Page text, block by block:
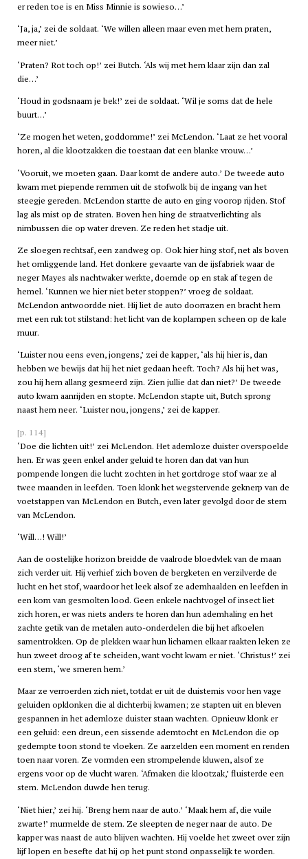
er reden toe is en Miss Minnie is sowieso…’
‘Ja, ja,’ zei de soldaat. ‘We willen alleen maar even met hem praten,
meer niet.’
‘Praten? Rot toch op!’ zei Butch. ‘Als wij met hem klaar zijn dan zal
die…’
‘Houd in godsnaam je bek!’ zei de soldaat. ‘Wil je soms dat de hele
buurt…’
‘Ze mogen het weten, goddomme!’ zei McLendon. ‘Laat ze het vooral
horen, al die klootzakken die toestaan dat een blanke vrouw…’
‘Vooruit, we moeten gaan. Daar komt de andere auto.’ De tweede auto
kwam met piepende remmen uit de stofwolk bij de ingang van het
steegje gereden. McLendon startte de auto en ging voorop rijden. Stof
lag als mist op de straten. Boven hen hing de straatverlichting als
nimbussen die op water dreven. Ze reden het stadje uit.
Ze sloegen rechtsaf, een zandweg op. Ook hier hing stof, net als boven
het omliggende land. Het donkere gevaarte van de ijsfabriek waar de
neger Mayes als nachtwaker werkte, doemde op en stak af tegen de
hemel. ‘Kunnen we hier niet beter stoppen?’ vroeg de soldaat.
McLendon antwoordde niet. Hij liet de auto doorrazen en bracht hem
met een ruk tot stilstand: het licht van de koplampen scheen op de kale
muur.
‘Luister nou eens even, jongens,’ zei de kapper, ‘als hij hier is, dan
hebben we bewijs dat hij het niet gedaan heeft. Toch? Als hij het was,
zou hij hem allang gesmeerd zijn. Zien jullie dat dan niet?’ De tweede
auto kwam aanrijden en stopte. McLendon stapte uit, Butch sprong
naast hem neer. ‘Luister nou, jongens,’ zei de kapper.
[p. 114]
‘Doe die lichten uit!’ zei McLendon. Het ademloze duister overspoelde
hen. Er was geen enkel ander geluid te horen dan dat van hun
pompende longen die lucht zochten in het gortdroge stof waar ze al
twee maanden in leefden. Toen klonk het wegstervende geknerp van de
voetstappen van McLendon en Butch, even later gevolgd door de stem
van McLendon.
‘Will…! Will!’
Aan de oostelijke horizon breidde de vaalrode bloedvlek van de maan
zich verder uit. Hij verhief zich boven de bergketen en verzilverde de
lucht en het stof, waardoor het leek alsof ze ademhaalden en leefden in
een kom van gesmolten lood. Geen enkele nachtvogel of insect liet
zich horen, er was niets anders te horen dan hun ademhaling en het
zachte getik van de metalen auto-onderdelen die bij het afkoelen
samentrokken. Op de plekken waar hun lichamen elkaar raakten leken ze
hun zweet droog af te scheiden, want vocht kwam er niet. ‘Christus!’ zei
een stem, ‘we smeren hem.’
Maar ze verroerden zich niet, totdat er uit de duisternis voor hen vage
geluiden opklonken die al dichterbij kwamen; ze stapten uit en bleven
gespannen in het ademloze duister staan wachten. Opnieuw klonk er
een geluid: een dreun, een sissende ademtocht en McLendon die op
gedempte toon stond te vloeken. Ze aarzelden een moment en renden
toen naar voren. Ze vormden een strompelende kluwen, alsof ze
ergens voor op de vlucht waren. ‘Afmaken die klootzak,’ fluisterde een
stem. McLendon duwde hen terug.
‘Niet hier,’ zei hij. ‘Breng hem naar de auto.’ ‘Maak hem af, die vuile
zwarte!’ murmelde de stem. Ze sleepten de neger naar de auto. De
kapper was naast de auto blijven wachten. Hij voelde het zweet over zijn
lijf lopen en besefte dat hij op het punt stond onpasselijk te worden.